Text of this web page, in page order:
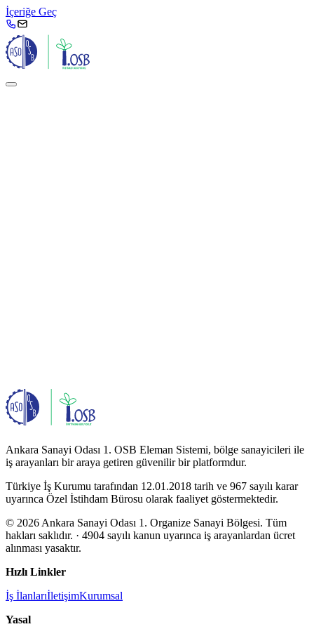
İçeriğe Geç
Ankara Sanayi Odası 1. OSB Eleman Sistemi, bölge sanayicileri ile
iş arayanları bir araya getiren güvenilir bir platformdur.
Türkiye İş Kurumu tarafından 12.01.2018 tarih ve 967 sayılı karar
uyarınca Özel İstihdam Bürosu olarak faaliyet göstermektedir.
© 2026 Ankara Sanayi Odası 1. Organize Sanayi Bölgesi. Tüm
hakları saklıdır. · 4904 sayılı kanun uyarınca iş arayanlardan ücret
alınması yasaktır.
Hızlı Linkler
İş İlanlarıİletişimKurumsal
Yasal